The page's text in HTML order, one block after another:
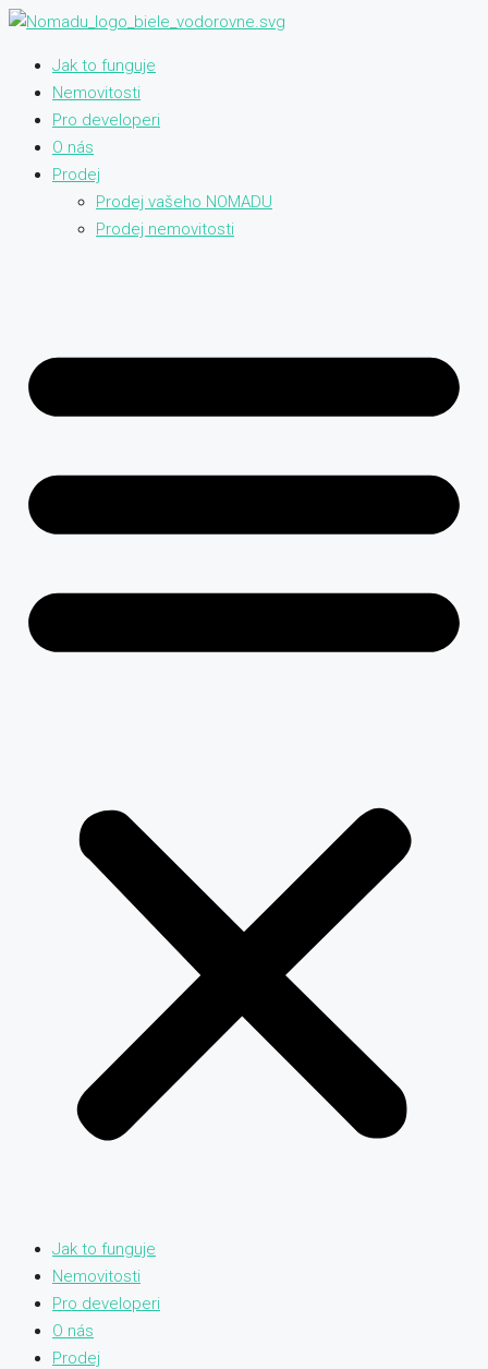
Jak to funguje
Nemovitosti
Pro developeri
O nás
Prodej
Prodej vašeho NOMADU
Prodej nemovitosti
Jak to funguje
Nemovitosti
Pro developeri
O nás
Prodej